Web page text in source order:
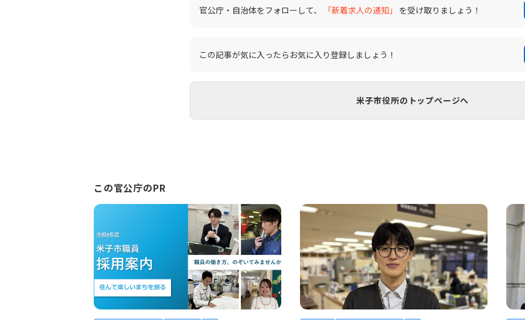
みをたくさん行っていますが、時代は常に変化し、まちづくりに終わりはありません。あなたの
とこれからの米子には必要です。 私たちと一緒に“新しい米子”をつくりませんか。
官公庁・自治体をフォローして、 「新着求人の通知」 を受け取りましょう！
この記事が気に入ったらお気に入り登録しましょう！
米子市役所のトップページへ
この官公庁のPR